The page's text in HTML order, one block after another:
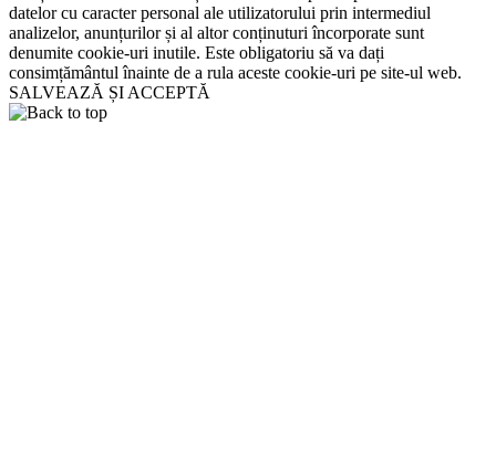
datelor cu caracter personal ale utilizatorului prin intermediul
analizelor, anunțurilor și al altor conținuturi încorporate sunt
denumite cookie-uri inutile. Este obligatoriu să va dați
consimțământul înainte de a rula aceste cookie-uri pe site-ul web.
SALVEAZĂ ȘI ACCEPTĂ